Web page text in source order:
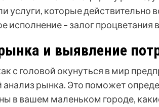
услуги, которые
исполнение – залог процветания
и выявление
с головой окунуться в мир
рынка. Это поможет
в вашем маленьком городе,